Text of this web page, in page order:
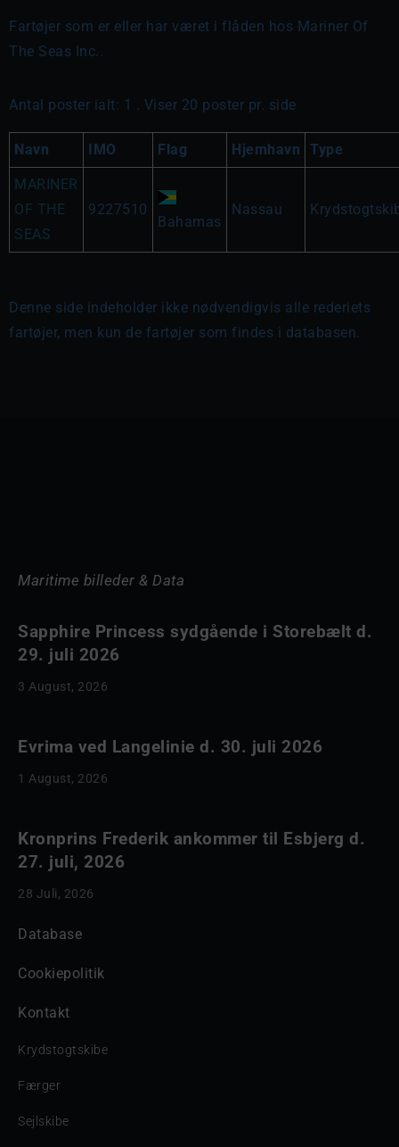
Fartøjer som er eller har været i flåden hos Mariner Of
The Seas Inc..
Antal poster ialt: 1 . Viser 20 poster pr. side
Navn IMO Flag Hjemhavn Type
MARINER
OF THE
SEAS
9227510
Bahamas
Nassau
Denne side indeholder ikke nødvendigvis alle rederiets
fartøjer, men kun de fartøjer som findes i databasen.
Maritime billeder & Data
Sapphire Princess sydgående i Storebælt d.
29. juli 2026
3 August, 2026
Evrima ved Langelinie d. 30. juli 2026
1 August, 2026
Kronprins Frederik ankommer til Esbjerg d.
27. juli, 2026
28 Juli, 2026
Database
Cookiepolitik
Kontakt
Krydstogtskibe
Færger
Sejlskibe